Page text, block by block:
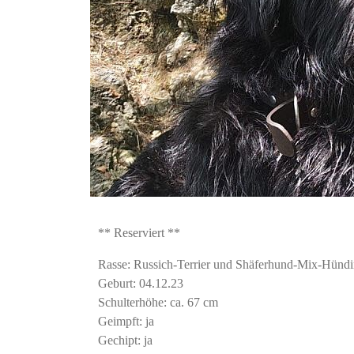
** Reserviert **
Rasse: Russich-Terrier und Shäferhund-Mix-
Geburt: 04.12.23
Schulterhöhe: ca. 67 cm
Geimpft: ja
Gechipt: ja